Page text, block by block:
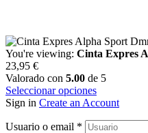
You're viewing: Cinta Expres
23,95 €
Valorado con 5.00 de 5
Seleccionar opciones
Sign in Create an Account
Usuario o email *